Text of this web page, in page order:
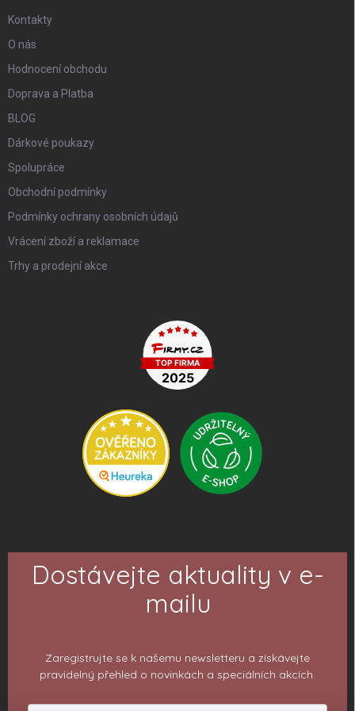
Kontakty
O nás
Hodnocení obchodu
Doprava a Platba
BLOG
Dárkové poukazy
Spolupráce
Obchodní podmínky
Podmínky ochrany osobních údajů
Vrácení zboží a reklamace
Trhy a prodejní akce
Dostávejte aktuality v e-
mailu
Zaregistrujte se k našemu newsletteru a získávejte
pravidelný přehled o novinkách a speciálních akcích.